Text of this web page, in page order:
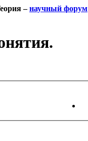
–научный форум
СООБЩЕНИЯ